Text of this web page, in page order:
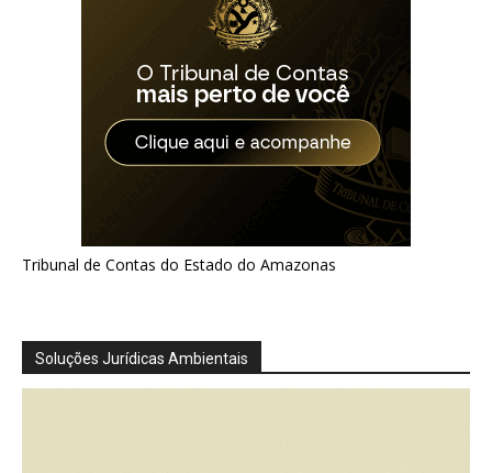
Tribunal de Contas do Estado do Amazonas
Soluções Jurídicas Ambientais